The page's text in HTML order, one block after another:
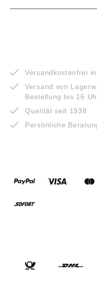
Versandkostenfrei
Versand von
Bestellung bis 16
Qualität seit 1938
Persönliche